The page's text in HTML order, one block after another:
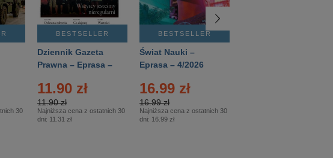
30
BESTSELLER
Dziennik Gazeta
Prawna – Eprasa –
11.90 zł
11.90 zł
Najniższa cena z ostatnich 30
dni: 11.31 zł
BESTSELLER
Świat Nauki –
Eprasa – 4/2026
16.99 zł
16.99 zł
Najniższa cena z ostatnich 30
dni: 16.99 zł